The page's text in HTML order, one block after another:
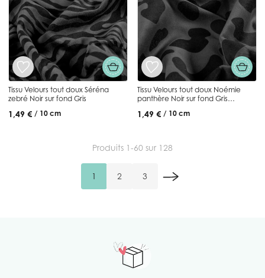
Tissu Velours tout doux Séréna
zebré Noir sur fond Gris
1,49 € / 10 cm
Tissu Velours tout doux Noémie
panthère Noir sur fond Gris
1,49 € / 10 cm
Vous lisez actuellement la page
1 Page
2 Page
3
Produits 1-60 sur 128